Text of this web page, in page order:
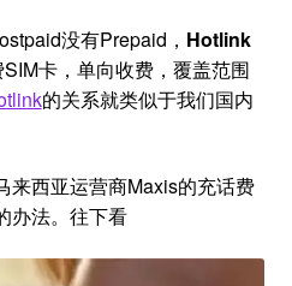
没有Prepaid， Hotlink
卡，单向收费，覆盖范围
的关系就类似于我们国内
来西亚运营商Maxis的充话费
办法。往下看